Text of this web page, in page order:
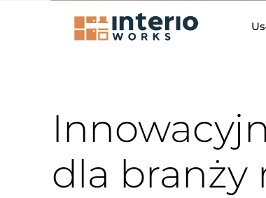
dla branży